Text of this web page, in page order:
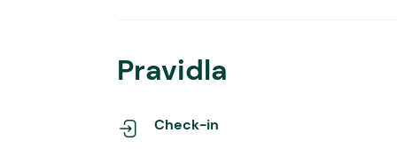
Pravidla
Check-in